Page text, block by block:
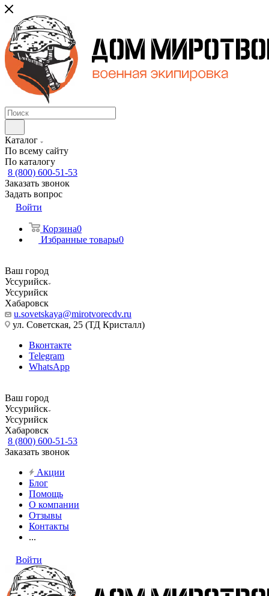
Каталог
По всему сайту
По каталогу
8 (800) 600-51-53
Заказать звонок
Задать вопрос
Войти
Корзина0
Избранные товары0
Ваш город
Уссурийск
Уссурийск
Хабаровск
u.sovetskaya@mirotvorecdv.ru
ул. Советская, 25 (ТД Кристалл)
Вконтакте
Telegram
WhatsApp
Ваш город
Уссурийск
Уссурийск
Хабаровск
8 (800) 600-51-53
Заказать звонок
Акции
Блог
Помощь
О компании
Отзывы
Контакты
...
Войти